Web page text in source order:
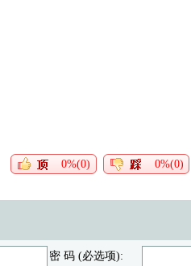
0%(0) 0%(0)
密 码 (必选项):